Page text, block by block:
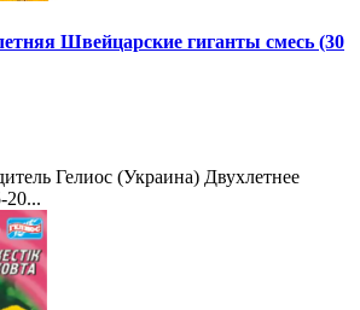
Швейцарские гиганты смесь (30
Гелиос (Украина) Двухлетнее
20...